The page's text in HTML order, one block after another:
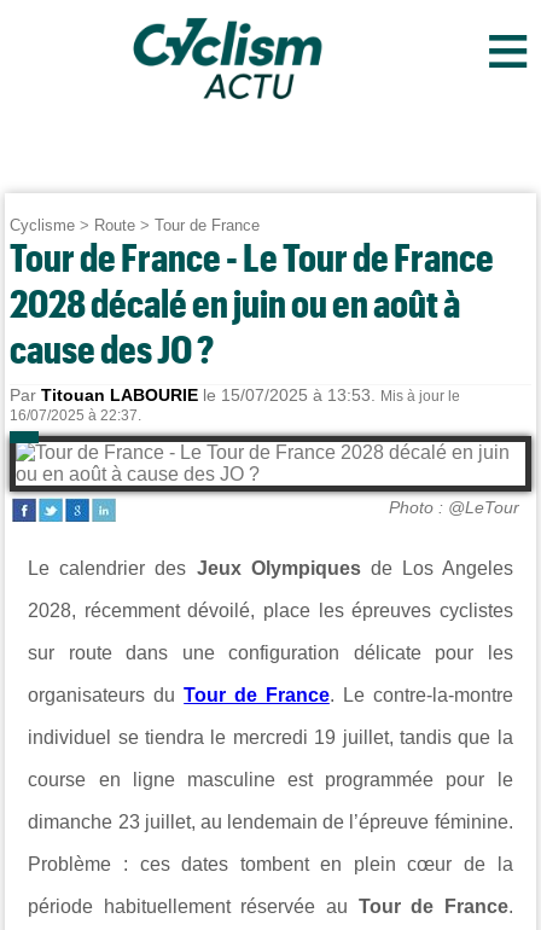
≡
Cyclisme > Route >Tour de France
Tour de France - Le Tour de France
2028 décalé en juin ou en août à
cause des JO ?
ParTitouan LABOURIE le 15/07/2025 à 13:53.
Mis à jour le
16/07/2025 à 22:37.
Photo : @LeTour
Le calendrier des Jeux Olympiques de Los Angeles
2028, récemment dévoilé, place les épreuves cyclistes
sur route dans une configuration délicate pour les
organisateurs du Tour de France. Le contre-la-montre
individuel se tiendra le mercredi 19 juillet, tandis que la
course en ligne masculine est programmée pour le
dimanche 23 juillet, au lendemain de l’épreuve féminine.
Problème : ces dates tombent en plein cœur de la
période habituellement réservée au Tour de France.